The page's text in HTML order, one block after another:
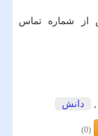
از شماره تماس
, دانش
(0)